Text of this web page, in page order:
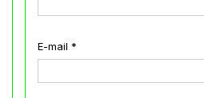
E-mail *